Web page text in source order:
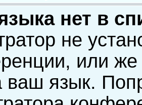
нет в
не
или же
ваш язык.